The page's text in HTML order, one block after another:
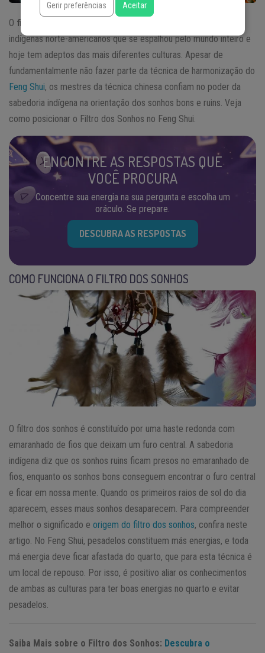
O filtro dos sonhos
indígenas norte-americanos que se espalhou pelo mundo inteiro e
hoje tem adeptos das mais diferentes culturas. Apesar de
fundamentalmente não fazer parte da técnica de harmonização do
Feng Shui, os mestres da técnica chinesa confiam no poder da
sabedoria indígena na orientação dos sonhos bons e ruins. Veja
como posicionar o Filtro dos Sonhos no Feng Shui.
ENCONTRE AS RESPOSTAS QUE
VOCÊ PROCURA
Concentre sua energia na sua pergunta e escolha um
oráculo. Se prepare.
DESCUBRA AS RESPOSTAS
COMO FUNCIONA O FILTRO DOS SONHOS
O filtro dos sonhos é constituído por uma haste redonda com
emaranhado de fios que deixam um furo central. A sabedoria
indígena diz que os sonhos ruins ficam presos no emaranhado de
fios, enquanto os sonhos bons conseguem encontrar o furo central
e ficar em nossa mente. Quando os primeiros raios de sol do dia
aparecem, esses maus sonhos desaparecem. Para compreender
melhor o significado e origem do filtro dos sonhos, confira neste
artigo. No Feng Shui, pesadelos constituem más energias, e toda
má energia deve ficar afastada do quarto, que para esta técnica é
um local de repouso. Por isso, é positivo aliar os conhecimentos
de ambas as culturas para ter boas energias no quarto e evitar
pesadelos.
Saiba Mais sobre o Filtro dos Sonhos: Descubra o
Gerir preferências Aceitar